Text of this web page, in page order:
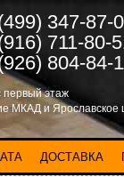
347-87-
711-80-
804-84-
первый этаж
МКАД и Ярославское
ДОСТАВКА